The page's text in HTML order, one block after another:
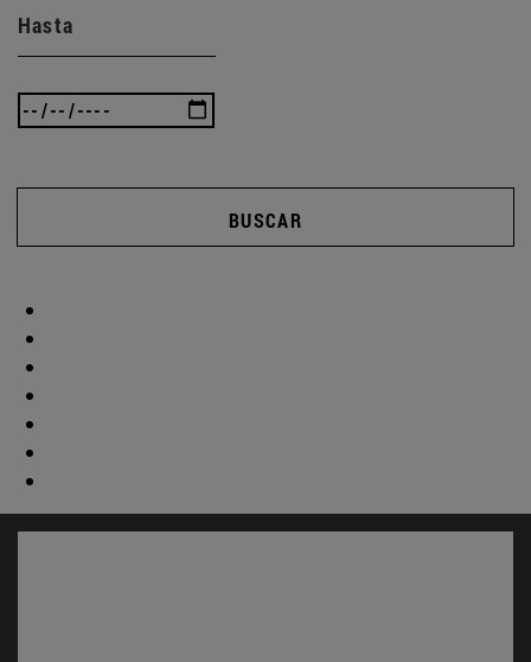
Hasta
BUSCAR